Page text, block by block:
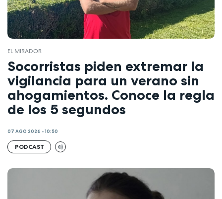
EL MIRADOR
Socorristas piden extremar la
vigilancia para un verano sin
ahogamientos. Conoce la regla
de los 5 segundos
07 AGO 2026 - 10:50
PODCAST